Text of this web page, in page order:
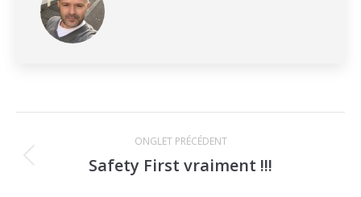
Navigation
de
ONGLET PRÉCÉDENT
Onglet
Safety First vraiment !!!